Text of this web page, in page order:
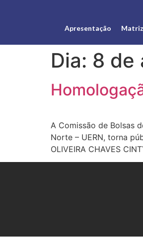
Apresentação
Dia: 8 de
A Comissão de Bolsas
Norte – UERN, torna
OLIVEIRA CHAVES